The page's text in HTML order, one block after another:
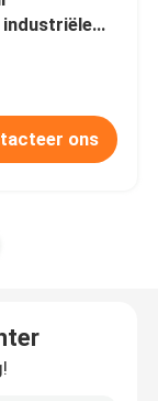
ons